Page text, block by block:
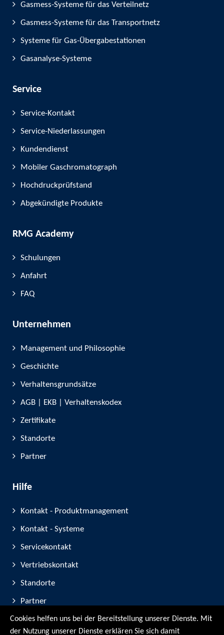
Gasmess-Systeme für das Verteilnetz
Gasmess-Systeme für das Transportnetz
Systeme für Gas-Übergabestationen
Gasanalyse-Systeme
Service
Service-Kontakt
Service-Niederlassungen
Kundendienst
Mobiler Gaschromatograph
Hochdruckprüfstand
Abgekündigte Produkte
RMG Academy
Schulungen
Anfahrt
FAQ
Unternehmen
Management und Philosophie
Geschichte
Verhaltensgrundsätze
AGB | EKB | Verhaltenskodex
Zertifikate
Standorte
Partner
Hilfe
Kontakt - Produktmanagement
Kontakt - Systeme
Servicekontakt
Vertriebskontakt
Standorte
Partner
Geräte-Registrierung
Cookies helfen uns bei der Bereitstellung unserer Dienste. Mit
der Nutzung unserer Dienste erklären Sie sich damit